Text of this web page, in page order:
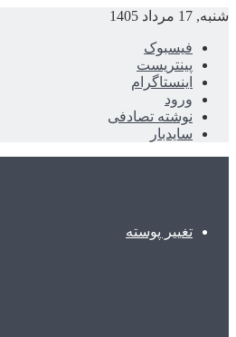
شنبه, 17 مرداد 1405
فیسبوک
پینتریست
اینستاگرام
ورود
نوشته تصادفی
سایدبار
تغییر پوسته